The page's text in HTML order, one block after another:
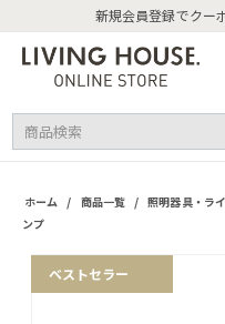
新規会員登録でクー
ホーム / 商品一覧 / 照明器具・ラ
ンプ
ベストセラー